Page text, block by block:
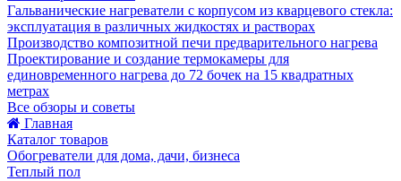
Гальванические нагреватели с корпусом из кварцевого стекла:
эксплуатация в различных жидкостях и растворах
Производство композитной печи предварительного нагрева
Проектирование и создание термокамеры для
единовременного нагрева до 72 бочек на 15 квадратных
метрах
Все обзоры и советы
Главная
Каталог товаров
Обогреватели для дома, дачи, бизнеса
Теплый пол